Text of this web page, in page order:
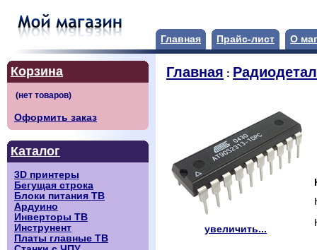
Главная Прайс-лист О
Корзина
Оформить заказ
Каталог
3D принтеры
Бегущая строка
Блоки питания ТВ
Ардуино
Инверторы ТВ
Инструнент
Платы главные ТВ
Главная :
увеличить...